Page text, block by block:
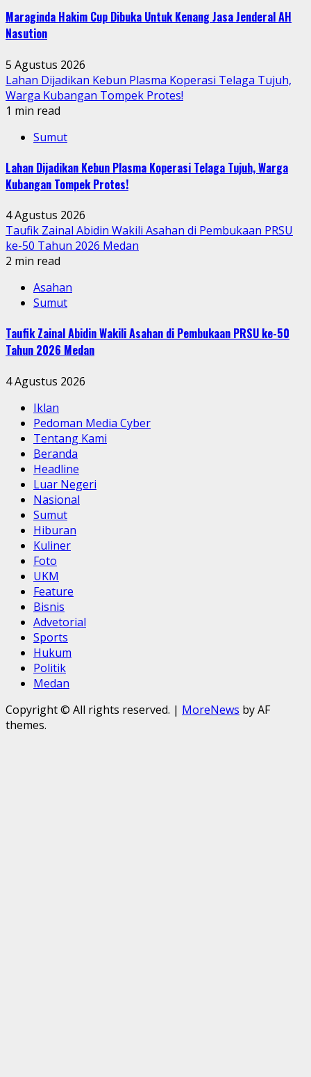
Maraginda Hakim Cup Dibuka Untuk Kenang Jasa Jenderal AH
Nasution
5 Agustus 2026
Lahan Dijadikan Kebun Plasma Koperasi Telaga Tujuh,
Warga Kubangan Tompek Protes!
1 min read
Sumut
Lahan Dijadikan Kebun Plasma Koperasi Telaga Tujuh, Warga
Kubangan Tompek Protes!
4 Agustus 2026
Taufik Zainal Abidin Wakili Asahan di Pembukaan PRSU
ke-50 Tahun 2026 Medan
2 min read
Asahan
Sumut
Taufik Zainal Abidin Wakili Asahan di Pembukaan PRSU ke-50
Tahun 2026 Medan
4 Agustus 2026
Iklan
Pedoman Media Cyber
Tentang Kami
Beranda
Headline
Luar Negeri
Nasional
Sumut
Hiburan
Kuliner
Foto
UKM
Feature
Bisnis
Advetorial
Sports
Hukum
Politik
Medan
Copyright © All rights reserved. | MoreNews by AF
themes.